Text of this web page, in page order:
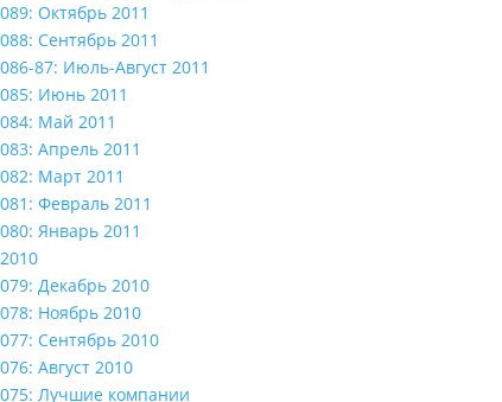
089: Октябрь 2011
088: Сентябрь 2011
086-87: Июль-Август 2011
085: Июнь 2011
084: Май 2011
083: Апрель 2011
082: Март 2011
081: Февраль 2011
080: Январь 2011
2010
079: Декабрь 2010
078: Ноябрь 2010
077: Сентябрь 2010
076: Август 2010
075: Лучшие компании